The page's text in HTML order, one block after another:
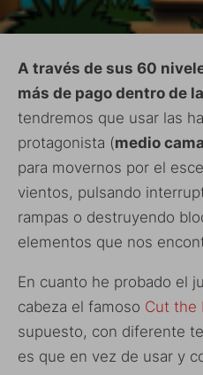
A través de sus 60
más de pago dentro de
tendremos que usar las
protagonista (medio
para movernos por el
vientos, pulsando
rampas o destruyendo
elementos que nos
En cuanto he probado el
cabeza el famoso Cut the
supuesto, con diferente
es que en vez de usar y